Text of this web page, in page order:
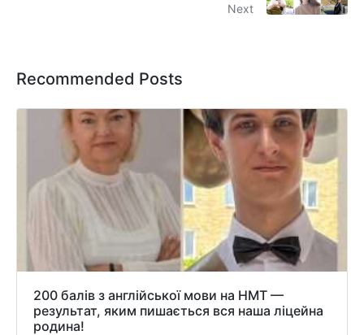
Next
Recommended Posts
200 балів з англійської мови на НМТ —
результат, яким пишається вся наша ліцейна
родина!